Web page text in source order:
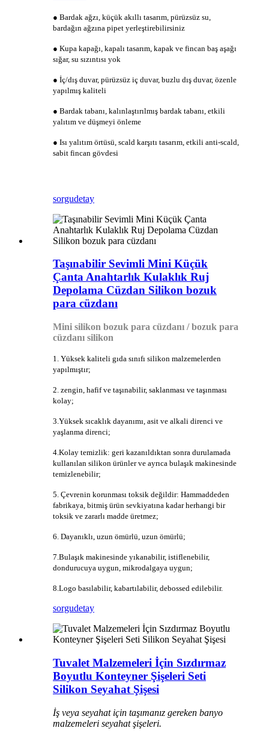
● Bardak ağzı, küçük akıllı tasarım, pürüzsüz su,
bardağın ağzına pipet yerleştirebilirsiniz
● Kupa kapağı, kapalı tasarım, kapak ve fincan baş aşağı
sığar, su sızıntısı yok
● İç/dış duvar, pürüzsüz iç duvar, buzlu dış duvar, özenle
yapılmış kaliteli
● Bardak tabanı, kalınlaştırılmış bardak tabanı, etkili
yalıtım ve düşmeyi önleme
● Isı yalıtım örtüsü, scald karşıtı tasarım, etkili anti-scald,
sabit fincan gövdesi
sorgudetay
Taşınabilir Sevimli Mini Küçük
Çanta Anahtarlık Kulaklık Ruj
Depolama Cüzdan Silikon bozuk
para cüzdanı
Mini silikon bozuk para cüzdanı / bozuk para
cüzdanı silikon
1. Yüksek kaliteli gıda sınıfı silikon malzemelerden
yapılmıştır;
2. zengin, hafif ve taşınabilir, saklanması ve taşınması
kolay;
3.Yüksek sıcaklık dayanımı, asit ve alkali direnci ve
yaşlanma direnci;
4.Kolay temizlik: geri kazanıldıktan sonra durulamada
kullanılan silikon ürünler ve ayrıca bulaşık makinesinde
temizlenebilir;
5. Çevrenin korunması toksik değildir: Hammaddeden
fabrikaya, bitmiş ürün sevkiyatına kadar herhangi bir
toksik ve zararlı madde üretmez;
6. Dayanıklı, uzun ömürlü, uzun ömürlü;
7.Bulaşık makinesinde yıkanabilir, istiflenebilir,
dondurucuya uygun, mikrodalgaya uygun;
8.Logo basılabilir, kabartılabilir, debossed edilebilir.
sorgudetay
Tuvalet Malzemeleri İçin Sızdırmaz
Boyutlu Konteyner Şişeleri Seti
Silikon Seyahat Şişesi
İş veya seyahat için taşımanız gereken banyo
malzemeleri seyahat şişeleri.